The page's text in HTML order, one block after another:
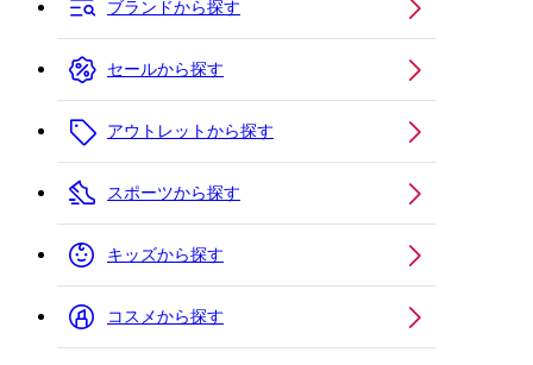
ブランドから探す
セールから探す
アウトレットから探す
スポーツから探す
キッズから探す
コスメから探す